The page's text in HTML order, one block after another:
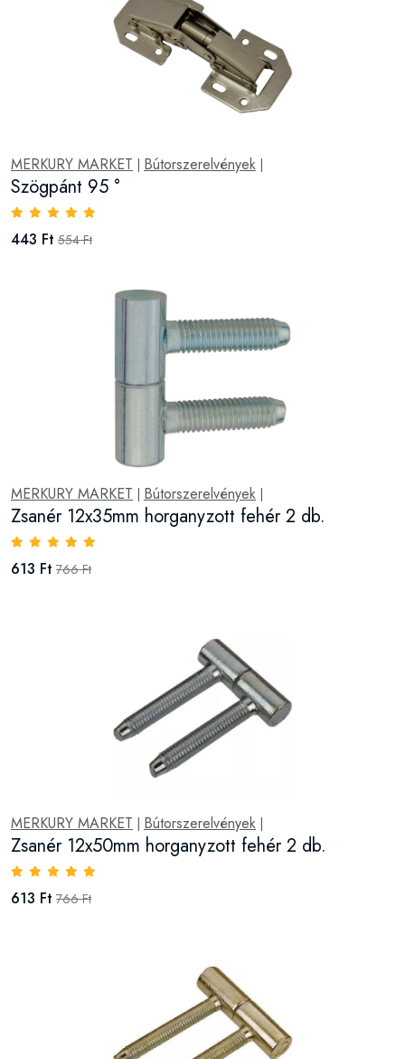
MERKURY MARKET Bútorszerelvények
Szögpánt 95 °
443 Ft 554 Ft
MERKURY MARKET Bútorszerelvények
Zsanér 12x35mm horganyzott fehér 2 db.
613 Ft 766 Ft
MERKURY MARKET Bútorszerelvények
Zsanér 12x50mm horganyzott fehér 2 db.
613 Ft 766 Ft